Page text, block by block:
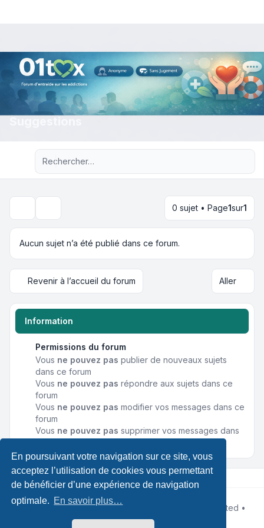
En poursuivant votre navigation sur ce site, vous
acceptez l’utilisation de cookies vous permettant
de bénéficier d’une expérience de navigation
optimale. En savoir plus…
Recherche avancée
0 sujet • Page1sur1
Aucun sujet n’a été publié dans ce forum.
Revenir à l’accueil du forum Aller
Information
Permissions du forum
Vous ne pouvez pas publier de nouveaux sujets
dans ce forum
Vous ne pouvez pas répondre aux sujets dans ce
forum
Vous ne pouvez pas modifier vos messages dans ce
forum
Vous ne pouvez pas supprimer vos messages dans
Développé parphpBB® Forum Software © phpBB Limited •
Leenoz